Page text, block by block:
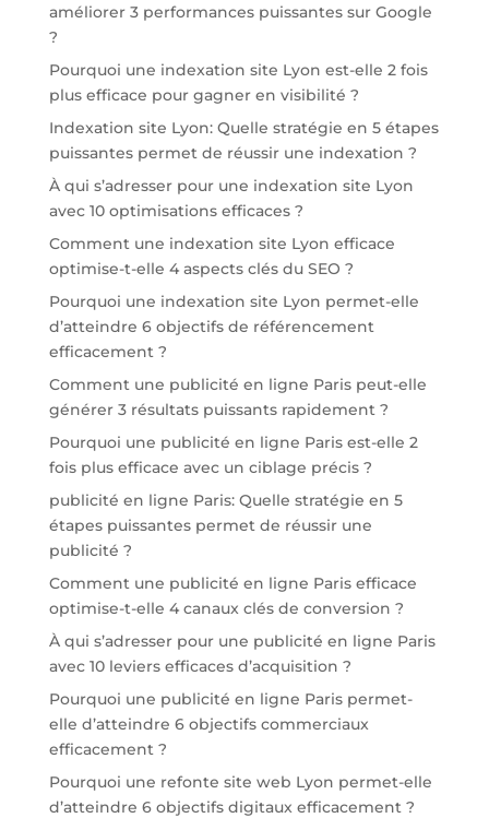
améliorer 3 performances puissantes sur Google
?
Pourquoi une indexation site Lyon est-elle 2 fois
plus efficace pour gagner en visibilité ?
Indexation site Lyon: Quelle stratégie en 5 étapes
puissantes permet de réussir une indexation ?
À qui s’adresser pour une indexation site Lyon
avec 10 optimisations efficaces ?
Comment une indexation site Lyon efficace
optimise-t-elle 4 aspects clés du SEO ?
Pourquoi une indexation site Lyon permet-elle
d’atteindre 6 objectifs de référencement
efficacement ?
Comment une publicité en ligne Paris peut-elle
générer 3 résultats puissants rapidement ?
Pourquoi une publicité en ligne Paris est-elle 2
fois plus efficace avec un ciblage précis ?
publicité en ligne Paris: Quelle stratégie en 5
étapes puissantes permet de réussir une
publicité ?
Comment une publicité en ligne Paris efficace
optimise-t-elle 4 canaux clés de conversion ?
À qui s’adresser pour une publicité en ligne Paris
avec 10 leviers efficaces d’acquisition ?
Pourquoi une publicité en ligne Paris permet-
elle d’atteindre 6 objectifs commerciaux
efficacement ?
Pourquoi une refonte site web Lyon permet-elle
d’atteindre 6 objectifs digitaux efficacement ?